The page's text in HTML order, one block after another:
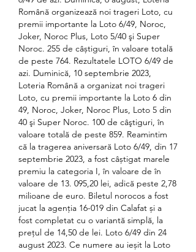
Română organizează noi trageri Loto, cu
premii importante la Loto 6/49, Noroc,
Joker, Noroc Plus, Loto 5/40 şi Super
Noroc. 255 de câștiguri, în valoare totală
de peste 764. Rezultatele LOTO 6/49 de
azi. Duminică, 10 septembrie 2023,
Loteria Română a organizat noi trageri
Loto, cu premii importante la Loto 6 din
49, Noroc, Joker, Noroc Plus, Loto 5 din
40 şi Super Noroc. 100 de câştiguri, în
valoare totală de peste 859. Reamintim
că la tragerea aniversară Loto 6/49, din 17
septembrie 2023, a fost câștigat marele
premiu la categoria I, în valoare de în
valoare de 13. 095,20 lei, adică peste 2,78
milioane de euro. Biletul norocos a fost
jucat la agenţia 16-019 din Calafat și a
fost completat cu o variantă simplă, la
prețul de 14,50 de lei. Loto 6/49 din 24
august 2023. Ce numere au ieșit la Loto